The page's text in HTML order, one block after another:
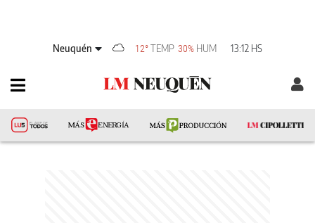
Neuquén 12° TEMP 30% HUM 13:12 HS